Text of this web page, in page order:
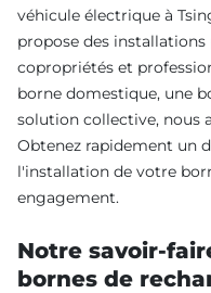
véhicule électrique à
propose des
copropriétés et
borne domestique, une
solution collective, nous
Obtenez rapidement un
l'installation de votre
engagement.
Notre savoir-
bornes de